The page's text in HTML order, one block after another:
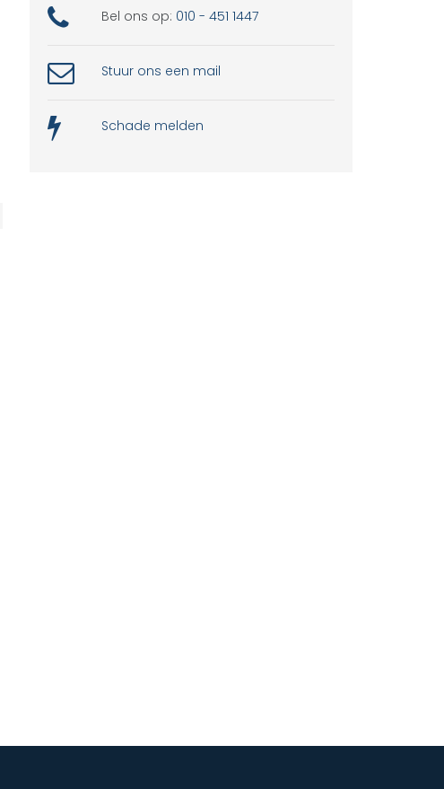
Bel ons op: 010 - 451 1447
Stuur ons een mail
Schade melden